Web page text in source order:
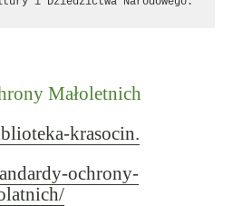
Małoletnich
krasocin.
ochrony-